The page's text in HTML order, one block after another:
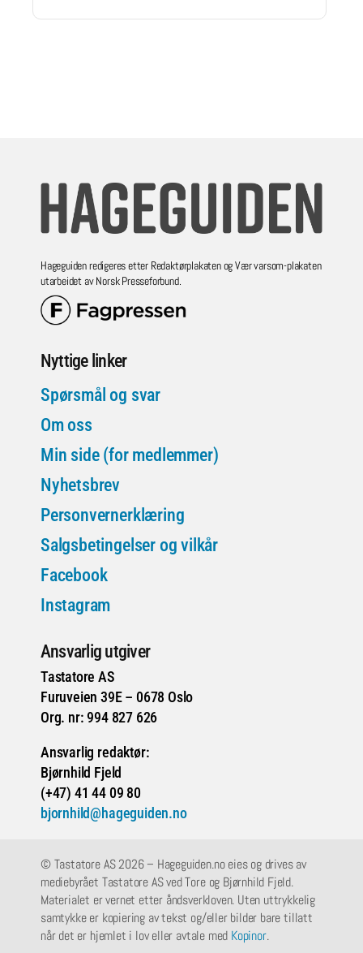
Hageguiden redigeres etter Redaktørplakaten og Vær varsom-plakaten
utarbeidet av Norsk Presseforbund.
Nyttige linker
Spørsmål og svar
Om oss
Min side (for medlemmer)
Nyhetsbrev
Personvernerklæring
Salgsbetingelser og vilkår
Facebook
Instagram
Ansvarlig utgiver
Tastatore AS
Furuveien 39E – 0678 Oslo
Org. nr: 994 827 626
Ansvarlig redaktør:
Bjørnhild Fjeld
(+47) 41 44 09 80
bjornhild@hageguiden.no
© Tastatore AS 2026 – Hageguiden.no eies og drives av
mediebyrået Tastatore AS ved Tore og Bjørnhild Fjeld.
Materialet er vernet etter åndsverkloven. Uten uttrykkelig
samtykke er kopiering av tekst og/eller bilder bare tillatt
når det er hjemlet i lov eller avtale med Kopinor.